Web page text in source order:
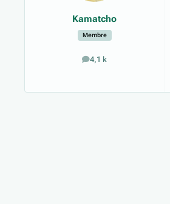
Kamatcho
Membre
4,1 k
messages